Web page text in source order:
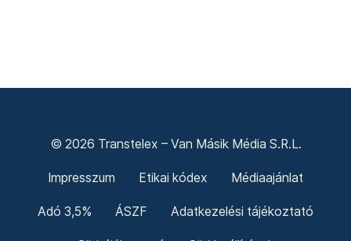
© 2026 Transtelex – Van Másik Média S.R.L.
Impresszum Etikai kódex Médiaajánlat
Adó 3,5% ÁSZF Adatkezelési tájékoztató